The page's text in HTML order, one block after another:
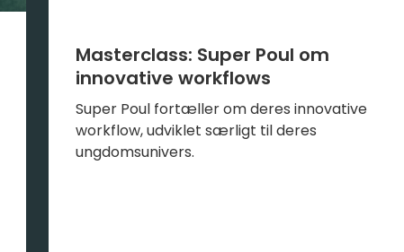
Masterclass: Super Poul om
innovative workflows
Super Poul fortæller om deres innovative
workflow, udviklet særligt til deres
ungdomsunivers.